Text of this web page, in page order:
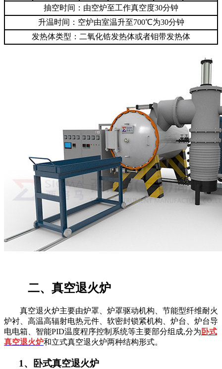
抽空时间：由空炉至工作真空度30分钟
升温时间：空炉由室温升至700℃为30分钟
发热体类型：二氧化锆发热体或者钼带发热体
二、真空退火炉
真空退火炉主要由炉罩、炉罩驱动机构、节能型纤维耐火
炉衬、高温高辐射电热元件、软密封锁紧机构、炉台、炉台导
电电箱、智能PID温度程序控制系统等主要部分组成,分为 卧式
真空退火炉和立式真空退火炉两种结构形式。
1、卧式真空退火炉